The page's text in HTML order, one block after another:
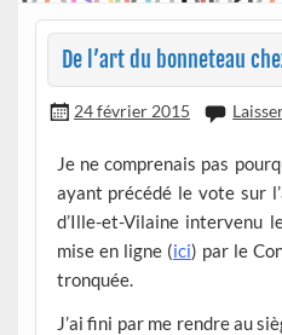
De l’art du bonneteau
24 février 2015
Je ne comprenais pas
ayant précédé le vote sur
d’Ille-et-Vilaine intervenu
mise en ligne (ici) par le
tronquée.
J’ai fini par me rendre au